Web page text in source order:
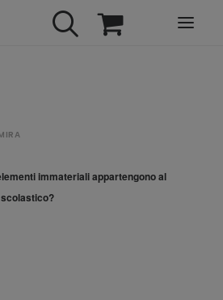
immateriali appartengono al